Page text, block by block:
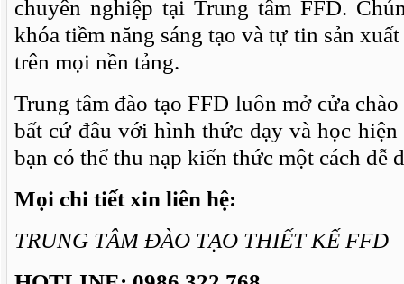
chuyên nghiệp tại Trung tâm FFD.
khóa tiềm năng sáng tạo và tự tin sản
trên mọi nền tảng.
Trung tâm đào tạo FFD luôn mở cửa
bất cứ đâu với hình thức dạy và học
bạn có thể thu nạp kiến thức một cách dễ
Mọi chi tiết xin liên hệ:
TRUNG TÂM ĐÀO TẠO THIẾT KẾ FFD